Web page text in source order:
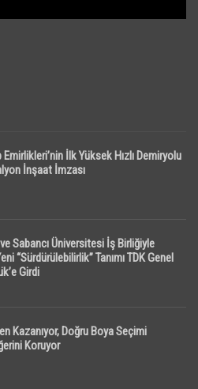
İlk Yüksek Hızlı Demiryolu
İnşaat İmzası
Sabancı Üniversitesi İş Birliğiyle
“Sürdürülebilirlik” Tanımı TDK Genel
Girdi
Kazanıyor, Doğru Boya Seçimi
Koruyor